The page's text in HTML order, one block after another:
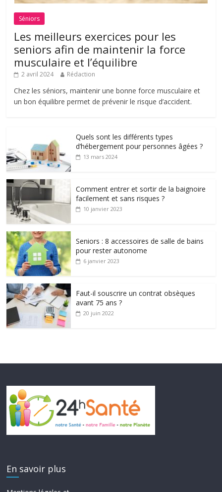
Séniors
Les meilleurs exercices pour les
seniors afin de maintenir la force
musculaire et l’équilibre
2 avril 2024 Rédaction
Chez les séniors, maintenir une bonne force musculaire et
un bon équilibre permet de prévenir le risque d’accident.
Quels sont les différents types
d’hébergement pour personnes âgées ?
13 mars 2024
Comment entrer et sortir de la baignoire
facilement et sans risques ?
10 janvier 2023
Seniors : 8 accessoires de salle de bains
pour rester autonome
6 janvier 2023
Faut-il souscrire un contrat obsèques
avant 75 ans ?
20 juin 2022
En savoir plus